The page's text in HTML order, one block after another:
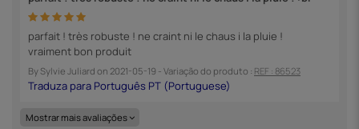
parfait ! très robuste ! ne craint ni le chaus i la pluie !
vraiment bon produit
By Sylvie Juliard on 2021-05-19 - Variação do produto : REF : 86523
Mostrar mais avaliações